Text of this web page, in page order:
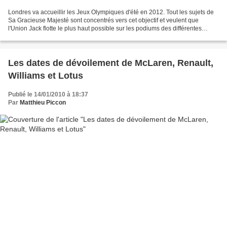
Londres va accueillir les Jeux Olympiques d'été en 2012. Tout les sujets de
Sa Gracieuse Majesté sont concentrés vers cet objectif et veulent que
l'Union Jack flotte le plus haut possible sur les podiums des différentes
Les dates de dévoilement de McLaren, Renault,
Williams et Lotus
Publié le 14/01/2010 à 18:37
Par Matthieu Piccon